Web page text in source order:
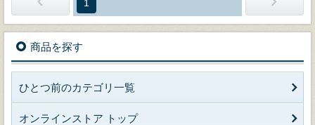
1
商品を探す
ひとつ前のカテゴリ一覧
オンラインストア トップ